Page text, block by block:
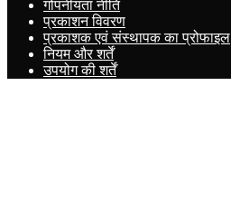
गोपनीयता नीति
प्रकाशन विवरण
प्रकाशक एवं संस्थापक का प्रोफाइल
नियम और शर्तें
उपयोग की शर्तें